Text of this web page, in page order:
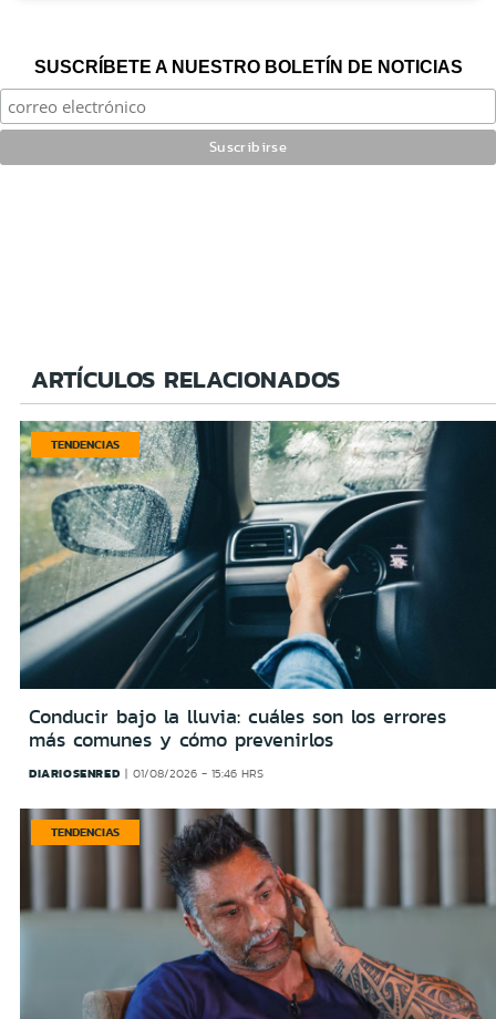
SUSCRÍBETE A NUESTRO BOLETÍN DE NOTICIAS
ARTÍCULOS RELACIONADOS
TENDENCIAS
Conducir bajo la lluvia: cuáles son los errores
más comunes y cómo prevenirlos
DIARIOSENRED 01/08/2026 - 15:46 HRS
TENDENCIAS